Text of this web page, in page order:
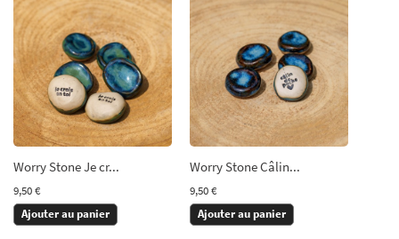
Worry Stone Je cr...
9,50 €
Ajouter au panier
Worry Stone Câlin...
9,50 €
Ajouter au panier